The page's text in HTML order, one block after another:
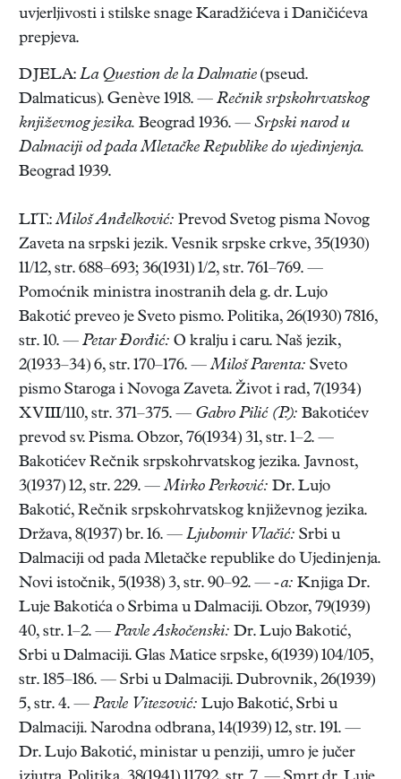
uvjerljivosti i stilske snage Karadžićeva i Daničićeva
prepjeva.
DJELA: La Question de la Dalmatie (pseud.
Dalmaticus). Genève 1918. — Rečnik srpskohrvatskog
književnog jezika. Beograd 1936. — Srpski narod u
Dalmaciji od pada Mletačke Republike do ujedinjenja.
Beograd 1939.
LIT.:Miloš Anđelković: Prevod Svetog pisma Novog
Zaveta na srpski jezik. Vesnik srpske crkve, 35(1930)
11/12, str. 688–693; 36(1931) 1/2, str. 761–769. —
Pomoćnik ministra inostranih dela g. dr. Lujo
Bakotić preveo je Sveto pismo. Politika, 26(1930) 7816,
str. 10. — Petar Đorđić: O kralju i caru. Naš jezik,
2(1933–34) 6, str. 170–176. —Miloš Parenta: Sveto
pismo Staroga i Novoga Zaveta. Život i rad, 7(1934)
XVIII/110, str. 371–375. — Gabro Pilić (P.): Bakotićev
prevod sv. Pisma. Obzor, 76(1934) 31, str. 1–2. —
Bakotićev Rečnik srpskohrvatskog jezika. Javnost,
3(1937) 12, str. 229. —Mirko Perković: Dr. Lujo
Bakotić, Rečnik srpskohrvatskog književnog jezika.
Država, 8(1937) br. 16. — Ljubomir Vlačić: Srbi u
Dalmaciji od pada Mletačke republike do Ujedinjenja.
Novi istočnik, 5(1938) 3, str. 90–92. — -a: Knjiga Dr.
Luje Bakotića o Srbima u Dalmaciji. Obzor, 79(1939)
40, str. 1–2. — Pavle Askočenski: Dr. Lujo Bakotić,
Srbi u Dalmaciji. Glas Matice srpske, 6(1939) 104/105,
str. 185–186. — Srbi u Dalmaciji. Dubrovnik, 26(1939)
5, str. 4. — Pavle Vitezović: Lujo Bakotić, Srbi u
Dalmaciji. Narodna odbrana, 14(1939) 12, str. 191. —
Dr. Lujo Bakotić, ministar u penziji, umro je jučer